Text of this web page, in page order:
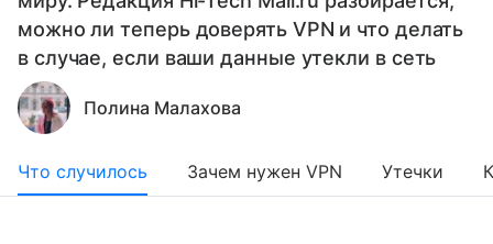
можно ли теперь доверять VPN и что делать
в случае, если ваши данные утекли в сеть
Полина Малахова
Что случилось Зачем нужен VPN Утечки